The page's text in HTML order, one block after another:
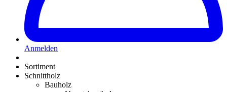
Anmelden
Sortiment
Schnittholz
Bauholz